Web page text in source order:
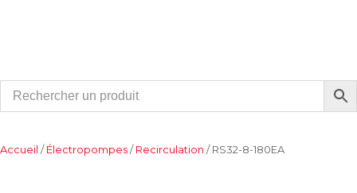
Accueil /Électropompes/Recirculation / RS32-8-180EA